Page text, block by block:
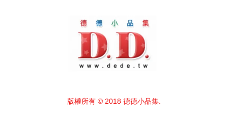
版權所有 © 2018 德德小品集.